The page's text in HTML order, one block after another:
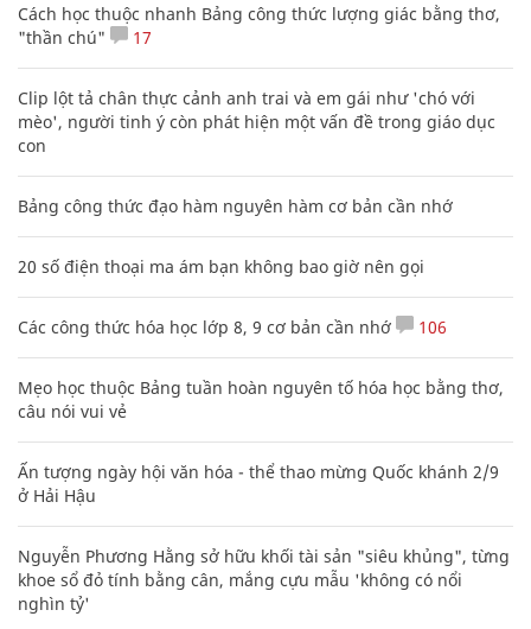
Cách học thuộc nhanh Bảng công thức lượng giác bằng thơ,
"thần chú"
17
Clip lột tả chân thực cảnh anh trai và em gái như 'chó với
mèo', người tinh ý còn phát hiện một vấn đề trong giáo dục
con
Bảng công thức đạo hàm nguyên hàm cơ bản cần nhớ
20 số điện thoại ma ám bạn không bao giờ nên gọi
Các công thức hóa học lớp 8, 9 cơ bản cần nhớ 106
Mẹo học thuộc Bảng tuần hoàn nguyên tố hóa học bằng thơ,
câu nói vui vẻ
Ấn tượng ngày hội văn hóa - thể thao mừng Quốc khánh 2/9
ở Hải Hậu
Nguyễn Phương Hằng sở hữu khối tài sản "siêu khủng", từng
khoe sổ đỏ tính bằng cân, mắng cựu mẫu 'không có nổi
nghìn tỷ'